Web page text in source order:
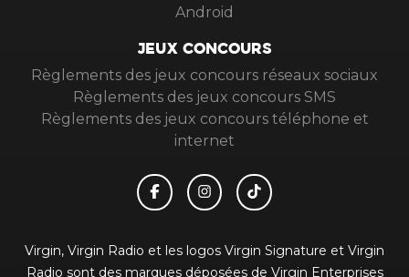
Android
JEUX CONCOURS
Règlements des jeux concours réseaux sociaux
Règlements des jeux concours SMS
Règlements des jeux concours téléphone et
internet
Virgin, Virgin Radio et les logos Virgin Signature et Virgin
Radio sont des marques déposées de Virgin Enterprises